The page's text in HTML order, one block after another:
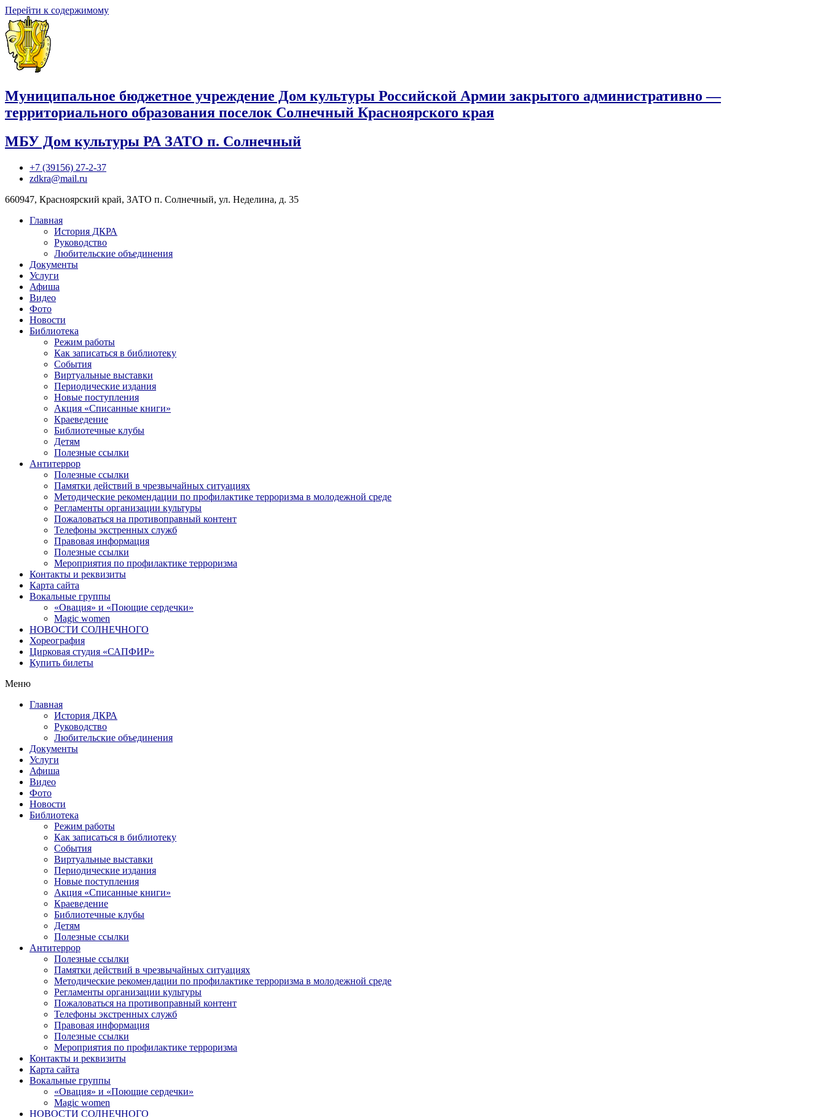
Перейти к содержимому
Муниципальное бюджетное учреждение Дом культуры Российской Армии закрытого административно —
территориального образования поселок Солнечный Красноярского края
МБУ Дом культуры РА ЗАТО п. Солнечный
+7 (39156) 27-2-37
zdkra@mail.ru
660947, Красноярский край, ЗАТО п. Солнечный, ул. Неделина, д. 35
Главная
История ДКРА
Руководство
Любительские объединения
Документы
Услуги
Афиша
Видео
Фото
Новости
Библиотека
Режим работы
Как записаться в библиотеку
События
Виртуальные выставки
Периодические издания
Новые поступления
Акция «Списанные книги»
Краеведение
Библиотечные клубы
Детям
Полезные ссылки
Антитеррор
Полезные ссылки
Памятки действий в чрезвычайных ситуациях
Методические рекомендации по профилактике терроризма в молодежной среде
Регламенты организации культуры
Пожаловаться на противоправный контент
Телефоны экстренных служб
Правовая информация
Полезные ссылки
Мероприятия по профилактике терроризма
Контакты и реквизиты
Карта сайта
Вокальные группы
«Овация» и «Поющие сердечки»
Magic women
НОВОСТИ СОЛНЕЧНОГО
Хореография
Цирковая студия «САПФИР»
Купить билеты
Меню
Главная
История ДКРА
Руководство
Любительские объединения
Документы
Услуги
Афиша
Видео
Фото
Новости
Библиотека
Режим работы
Как записаться в библиотеку
События
Виртуальные выставки
Периодические издания
Новые поступления
Акция «Списанные книги»
Краеведение
Библиотечные клубы
Детям
Полезные ссылки
Антитеррор
Полезные ссылки
Памятки действий в чрезвычайных ситуациях
Методические рекомендации по профилактике терроризма в молодежной среде
Регламенты организации культуры
Пожаловаться на противоправный контент
Телефоны экстренных служб
Правовая информация
Полезные ссылки
Мероприятия по профилактике терроризма
Контакты и реквизиты
Карта сайта
Вокальные группы
«Овация» и «Поющие сердечки»
Magic women
НОВОСТИ СОЛНЕЧНОГО